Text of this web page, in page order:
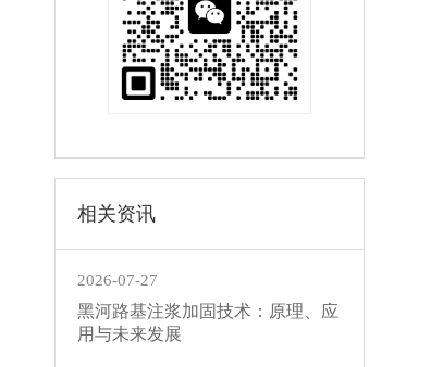
相关资讯
2026-07-27
黑河路基注浆加固技术：原理、应
用与未来发展